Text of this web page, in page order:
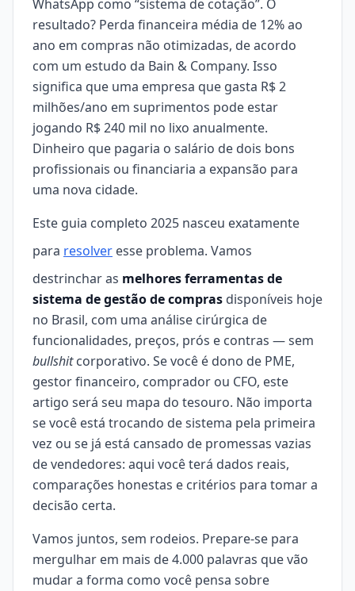
WhatsApp como “sistema de cotação”. O
resultado? Perda financeira média de 12% ao
ano em compras não otimizadas, de acordo
com um estudo da Bain & Company. Isso
significa que uma empresa que gasta R$ 2
milhões/ano em suprimentos pode estar
jogando R$ 240 mil no lixo anualmente.
Dinheiro que pagaria o salário de dois bons
profissionais ou financiaria a expansão para
uma nova cidade.
Este guia completo 2025 nasceu exatamente
para resolver esse problema. Vamos
destrinchar as melhores ferramentas de
sistema de gestão de compras disponíveis hoje
no Brasil, com uma análise cirúrgica de
funcionalidades, preços, prós e contras — sem
bullshitcorporativo. Se você é dono de PME,
gestor financeiro, comprador ou CFO, este
artigo será seu mapa do tesouro. Não importa
se você está trocando de sistema pela primeira
vez ou se já está cansado de promessas vazias
de vendedores: aqui você terá dados reais,
comparações honestas e critérios para tomar a
decisão certa.
Vamos juntos, sem rodeios. Prepare-se para
mergulhar em mais de 4.000 palavras que vão
mudar a forma como você pensa sobre